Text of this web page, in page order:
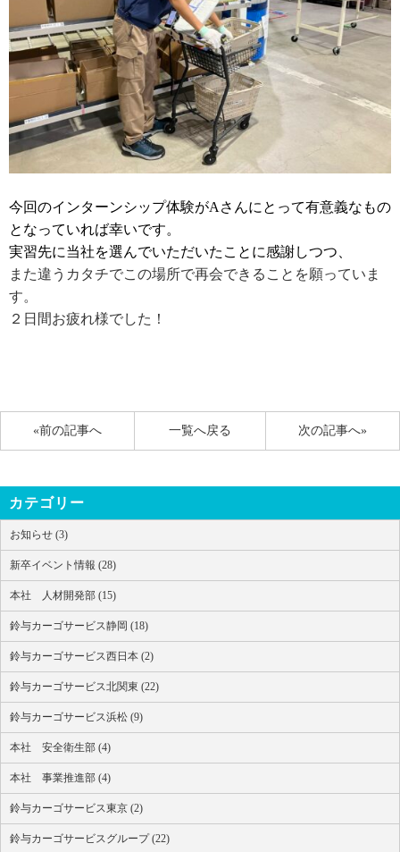
今回のインターンシップ体験がAさんにとって有意義なもの
となっていれば幸いです。
実習先に当社を選んでいただいたことに感謝しつつ、
また違うカタチでこの場所で再会できることを願っていま
す。
２日間お疲れ様でした！
«前の記事へ 次の記事へ»
一覧へ戻る
カテゴリー
お知らせ (3)
新卒イベント情報 (28)
本社 人材開発部 (15)
鈴与カーゴサービス静岡 (18)
鈴与カーゴサービス西日本 (2)
鈴与カーゴサービス北関東 (22)
鈴与カーゴサービス浜松 (9)
本社 安全衛生部 (4)
本社 事業推進部 (4)
鈴与カーゴサービス東京 (2)
鈴与カーゴサービスグループ (22)